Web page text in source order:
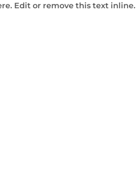
Edit or remove this text inline.
Anbieter – ohne Risiko.